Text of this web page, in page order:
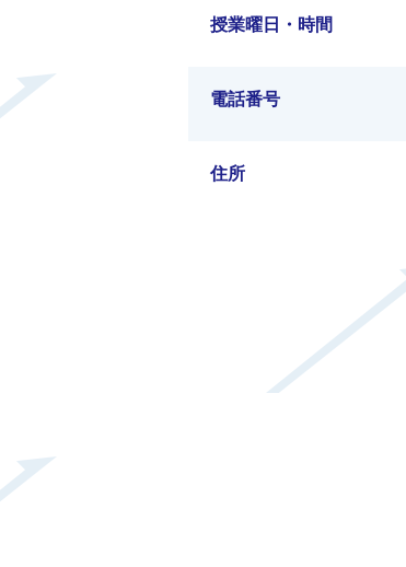
授業曜日・時間
電話番号
住所